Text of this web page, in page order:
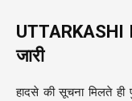
UTTARKASHI
जारी
हादसे की सूचना मिलते ही